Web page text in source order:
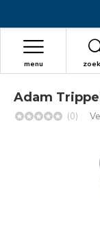
menu
Adam
(0)